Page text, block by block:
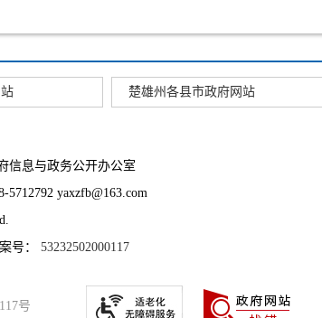
楚雄州各县市政府网站
信息与政务公开办公室
yaxzfb@163.com
号： 53232502000117
号